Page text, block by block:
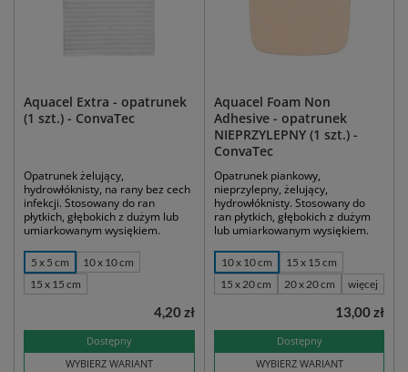
Aquacel Extra - opatrunek
(1 szt.) - ConvaTec
Opatrunek żelujący,
hydrowłóknisty, na rany bez cech
infekcji. Stosowany do ran
płytkich, głębokich z dużym lub
umiarkowanym wysiękiem.
5 x 5 cm
10 x 10 cm
15 x 15 cm
Dostępny
WYBIERZ WARIANT
4,20 zł
Aquacel Foam Non
Adhesive - opatrunek
NIEPRZYLEPNY (1 szt.) -
ConvaTec
Opatrunek piankowy,
nieprzylepny, żelujący,
hydrowłóknisty. Stosowany do
ran płytkich, głębokich z dużym
lub umiarkowanym wysiękiem.
10 x 10 cm
15 x 15 cm
15 x 20 cm
20 x 20 cm więcej
Dostępny
WYBIERZ WARIANT
13,00 zł